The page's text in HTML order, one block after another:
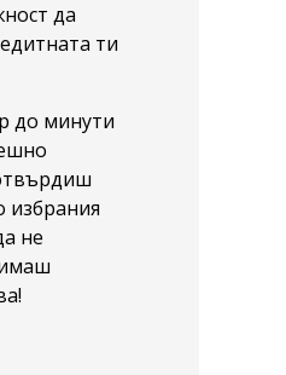
да
ти
до минути
избрания
не